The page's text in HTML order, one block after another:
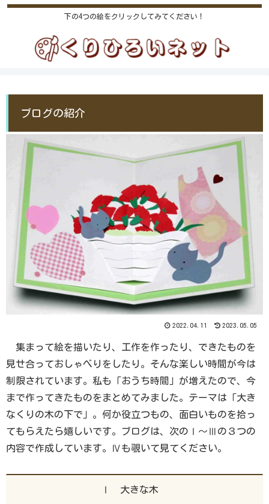
下の4つの絵をクリックしてみてください！
ブログの紹介
2022.04.11 2023.05.05
集まって絵を描いたり、工作を作ったり、できたものを
見せ合っておしゃべりをしたり。そんな楽しい時間が今は
制限されています。私も「おうち時間」が増えたので、今
まで作ってきたものをまとめてみました。テーマは「大き
なくりの木の下で」。何か役立つもの、面白いものを拾っ
てもらえたら嬉しいです。ブログは、次のⅠ～Ⅲの３つの
内容で作成しています。Ⅳも覗いて見てください。
Ⅰ 大きな木